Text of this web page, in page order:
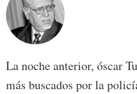
La noche anterior, óscar
más buscados por la